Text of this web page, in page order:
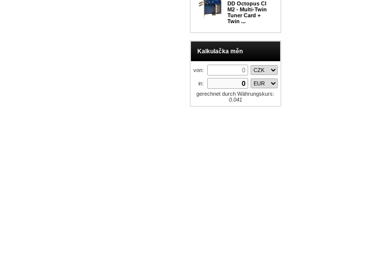
DD Octopus CI
M2 - Multi-Twin
Tuner Card +
Twin ...
Kalkulačka měn
von:
in:
gerechnet durch Währungskurs:
0.041